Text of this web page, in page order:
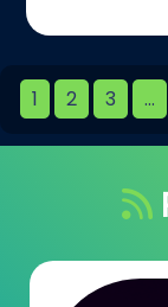
1 2 3 …